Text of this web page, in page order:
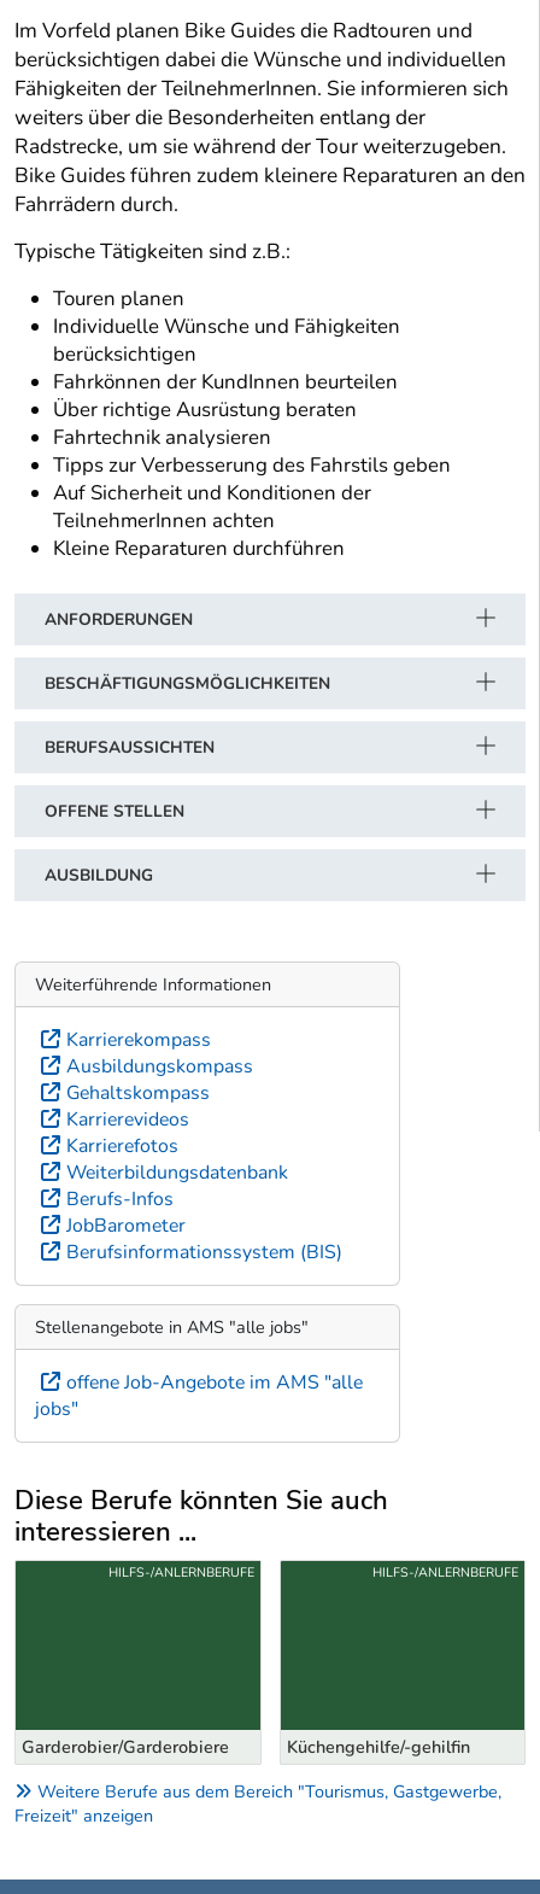
Im Vorfeld planen Bike Guides die Radtouren und
berücksichtigen dabei die Wünsche und individuellen
Fähigkeiten der TeilnehmerInnen. Sie informieren sich
weiters über die Besonderheiten entlang der
Radstrecke, um sie während der Tour weiterzugeben.
Bike Guides führen zudem kleinere Reparaturen an den
Fahrrädern durch.
Typische Tätigkeiten sind z.B.:
Touren planen
Individuelle Wünsche und Fähigkeiten
berücksichtigen
Fahrkönnen der KundInnen beurteilen
Über richtige Ausrüstung beraten
Fahrtechnik analysieren
Tipps zur Verbesserung des Fahrstils geben
Auf Sicherheit und Konditionen der
TeilnehmerInnen achten
Kleine Reparaturen durchführen
ANFORDERUNGEN
BESCHÄFTIGUNGSMÖGLICHKEITEN
BERUFSAUSSICHTEN
OFFENE STELLEN
AUSBILDUNG
Weiterführende Informationen
Karrierekompass
Ausbildungskompass
Gehaltskompass
Karrierevideos
Karrierefotos
Weiterbildungsdatenbank
Berufs-Infos
JobBarometer
Berufsinformationssystem (BIS)
Stellenangebote in AMS "alle jobs"
offene Job-Angebote im AMS "alle
jobs"
Diese Berufe könnten Sie auch
interessieren ...
Uber weitere Berufsvorschläge
Garderobier/Garderobiere
HILFS-/ANLERNBERUFE
Küchengehilfe/-gehilfin
HILFS-/ANLERNBERUFE
Weitere Berufe aus dem Bereich "Tourismus, Gastgewerbe,
Freizeit" anzeigen